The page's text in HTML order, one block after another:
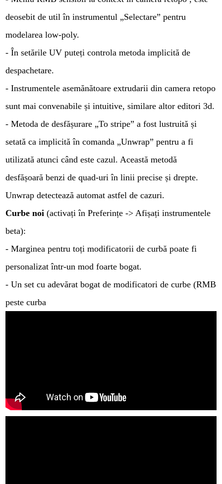
deosebit de util în instrumentul „Selectare” pentru
modelarea low-poly.
- În setările UV puteți controla metoda implicită de
despachetare.
- Instrumentele asemănătoare extrudarii din camera retopo
sunt mai convenabile și intuitive, similare altor editori 3d.
- Metoda de desfășurare „To stripe” a fost lustruită și
setată ca implicită în comanda „Unwrap” pentru a fi
utilizată atunci când este cazul. Această metodă
desfășoară benzi de quad-uri în linii precise și drepte.
Unwrap detectează automat astfel de cazuri.
Curbe noi (activați în Preferințe -> Afișați instrumentele
beta):
- Marginea pentru toți modificatorii de curbă poate fi
personalizat într-un mod foarte bogat.
- Un set cu adevărat bogat de modificatori de curbe (RMB
peste curba